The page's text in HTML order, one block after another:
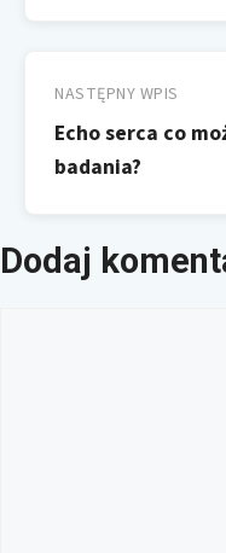
NASTĘPNY WPIS
Echo serca co
badania?
Dodaj